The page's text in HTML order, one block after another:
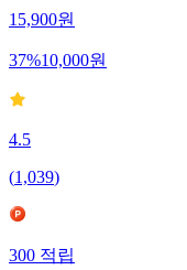
15,900원
37%10,000원
4.5
(1,039)
300 적립